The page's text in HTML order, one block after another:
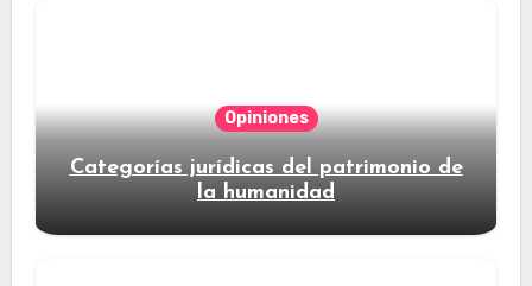
Opiniones
Categorías jurídicas del patrimonio de
la humanidad